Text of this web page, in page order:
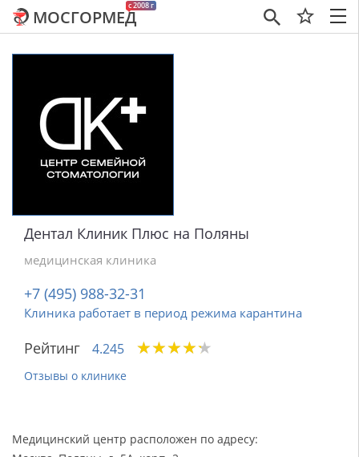
×
c 2008 г
МОСГОРМЕД
Дентал Клиник Плюс на Поляны
медицинская клиника
+7 (495) 988-32-31
Клиника работает в период режима карантина
Рейтинг 4.245 ★★★★★
★★★★★
Отзывы о клинике
Медицинский центр расположен по адресу: